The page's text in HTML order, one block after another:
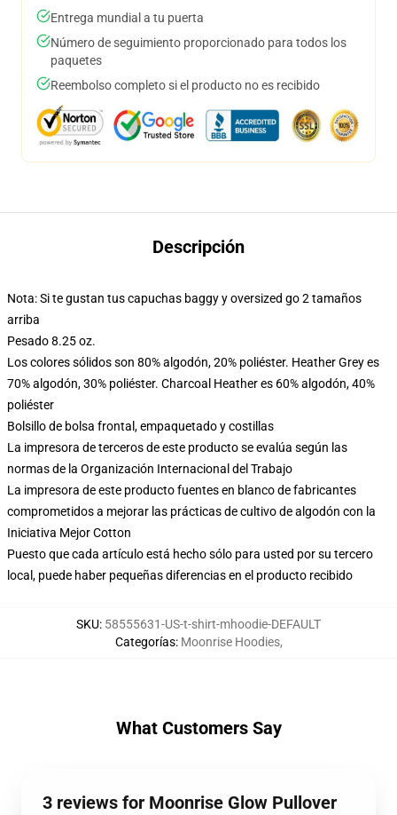
Entrega mundial a tu puerta
Número de seguimiento proporcionado para todos los
paquetes
Reembolso completo si el producto no es recibido
Descripción
Nota: Si te gustan tus capuchas baggy y oversized go 2 tamaños
arriba
Pesado 8.25 oz.
Los colores sólidos son 80% algodón, 20% poliéster. Heather Grey es
70% algodón, 30% poliéster. Charcoal Heather es 60% algodón, 40%
poliéster
Bolsillo de bolsa frontal, empaquetado y costillas
La impresora de terceros de este producto se evalúa según las
normas de la Organización Internacional del Trabajo
La impresora de este producto fuentes en blanco de fabricantes
comprometidos a mejorar las prácticas de cultivo de algodón con la
Iniciativa Mejor Cotton
Puesto que cada artículo está hecho sólo para usted por su tercero
local, puede haber pequeñas diferencias en el producto recibido
SKU: 58555631-US-t-shirt-mhoodie-DEFAULT
Categorías: Moonrise Hoodies,
What Customers Say
3 reviews for Moonrise Glow Pullover